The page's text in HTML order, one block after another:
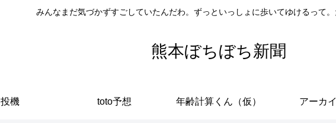
みんなまだ気づかずすごしていたんだわ。ずっといっしょに歩いてゆけるって。
熊本ぼちぼち新聞
投機 toto予想 年齢計算くん（仮） アーカ